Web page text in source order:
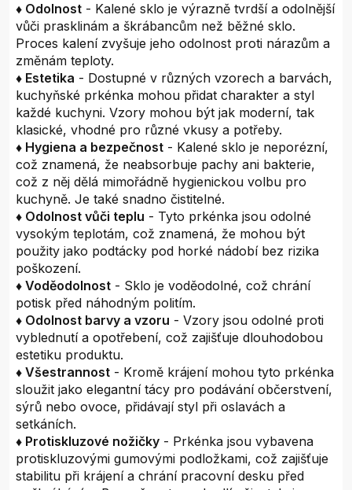
♦ Odolnost - Kalené sklo je výrazně tvrdší a odolnější
vůči prasklinám a škrábancům než běžné sklo.
Proces kalení zvyšuje jeho odolnost proti nárazům a
změnám teploty.
♦ Estetika - Dostupné v různých vzorech a barvách,
kuchyňské prkénka mohou přidat charakter a styl
každé kuchyni. Vzory mohou být jak moderní, tak
klasické, vhodné pro různé vkusy a potřeby.
♦ Hygiena a bezpečnost - Kalené sklo je neporézní,
což znamená, že neabsorbuje pachy ani bakterie,
což z něj dělá mimořádně hygienickou volbu pro
kuchyně. Je také snadno čistitelné.
♦ Odolnost vůči teplu - Tyto prkénka jsou odolné
vysokým teplotám, což znamená, že mohou být
použity jako podtácky pod horké nádobí bez rizika
poškození.
♦ Voděodolnost - Sklo je voděodolné, což chrání
potisk před náhodným politím.
♦ Odolnost barvy a vzoru - Vzory jsou odolné proti
vyblednutí a opotřebení, což zajišťuje dlouhodobou
estetiku produktu.
♦ Všestrannost - Kromě krájení mohou tyto prkénka
sloužit jako elegantní tácy pro podávání občerstvení,
sýrů nebo ovoce, přidávají styl při oslavách a
setkáních.
♦ Protiskluzové nožičky - Prkénka jsou vybavena
protiskluzovými gumovými podložkami, což zajišťuje
stabilitu při krájení a chrání pracovní desku před